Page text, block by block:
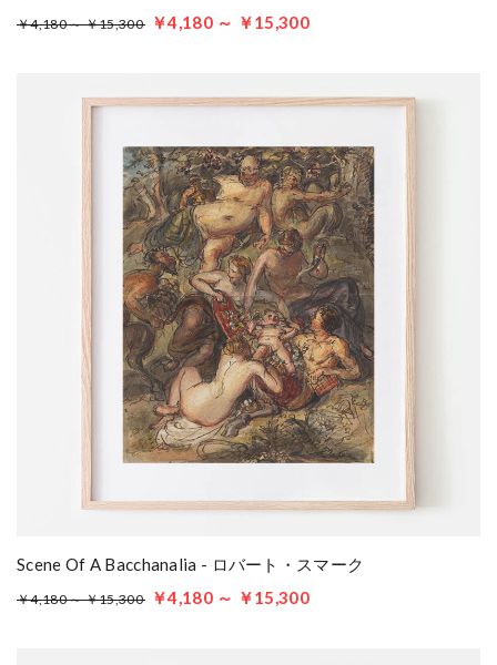
￥4,180 ～ ￥15,300 ￥4,180 ～ ￥15,300
Scene Of A Bacchanalia - ロバート・スマーク
￥4,180 ～ ￥15,300 ￥4,180 ～ ￥15,300